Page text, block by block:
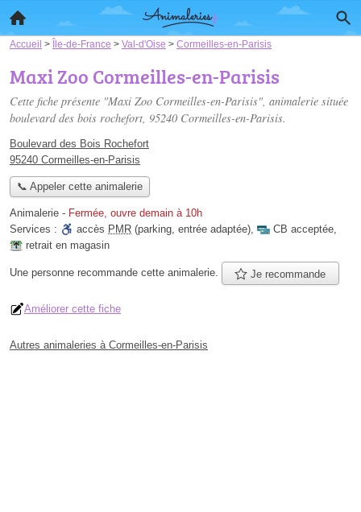
Accueil > Île-de-France > Val-d'Oise > Cormeilles-en-Parisis
Maxi Zoo Cormeilles-en-Parisis
Cette fiche présente "Maxi Zoo Cormeilles-en-Parisis", animalerie située
boulevard des bois rochefort, 95240 Cormeilles-en-Parisis.
Boulevard des Bois Rochefort
95240 Cormeilles-en-Parisis
📞 Appeler cette animalerie
Animalerie - Fermée, ouvre demain à 10h
Services :
accès PMR (parking, entrée adaptée), CB acceptée,
retrait en magasin
Une personne recommande cette animalerie. Je recommande
Améliorer cette fiche
Autres animaleries à Cormeilles-en-Parisis